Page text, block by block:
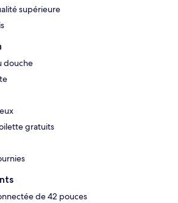
supérieure
douche
gratuits
de 42 pouces